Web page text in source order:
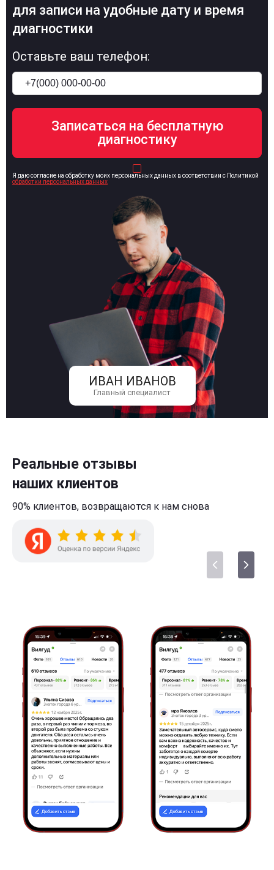
ИВАН ИВАНОВ
Главный специалист
для записи на удобные дату и время
диагностики
Оставьте ваш телефон:
Я даю согласие на обработку моих персональных данных в соответствии с Политикой
обработки персональных данных
Реальные отзывы
наших клиентов
90% клиентов, возвращаются к нам снова